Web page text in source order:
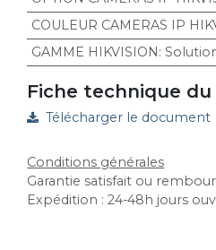
COULEUR CAMERAS IP
GAMME HIKVISION :
Fiche technique
Télécharger le document
Conditions générales
Garantie satisfait ou
Expédition : 24-48h jours